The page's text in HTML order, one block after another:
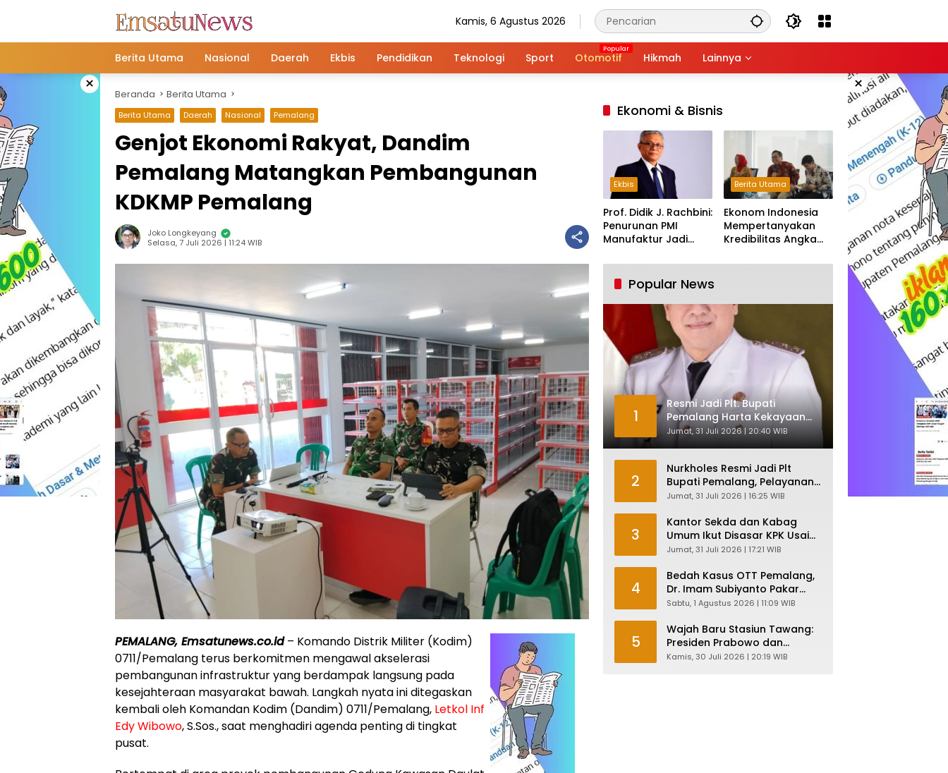
Kamis, 6 Agustus 2026
Berita Utama Nasional Daerah Ekbis Pendidikan Teknologi Sport Otomotif Hikmah Lainnya
× ×
Beranda Berita Utama
Berita Utama Daerah Nasional Pemalang
Genjot Ekonomi Rakyat, Dandim
Pemalang Matangkan Pembangunan
KDKMP Pemalang
Joko Longkeyang
Selasa, 7 Juli 2026 | 11:24 WIB
PEMALANG, Emsatunews.co.id– Komando Distrik Militer (Kodim)
0711/Pemalang terus berkomitmen mengawal akselerasi
pembangunan infrastruktur yang berdampak langsung pada
kesejahteraan masyarakat bawah. Langkah nyata ini ditegaskan
kembali oleh Komandan Kodim (Dandim) 0711/Pemalang, Letkol Inf
Edy Wibowo, S.Sos., saat menghadiri agenda penting di tingkat
pusat.
Ekonomi & Bisnis
Ekbis
Prof. Didik J. Rachbini:
Penurunan PMI
Manufaktur Jadi
Industri Nasional
Berita Utama
Ekonom Indonesia
Mempertanyakan
Kredibilitas Angka
Tumbuh Tapi Rapuh
Popular News
1
Resmi Jadi Plt. Bupati
Pemalang Harta Kekayaan
Nurkholes Sentuh Rp 12 Miliar
Jumat, 31 Juli 2026 | 20:40 WIB
2
Nurkholes Resmi Jadi Plt
Bupati Pemalang, Pelayanan
Publik Dijamin Tetap Lancar
Jumat, 31 Juli 2026 | 16:25 WIB
3
Kantor Sekda dan Kabag
Umum Ikut Disasar KPK Usai
Geledah Kantor Bupati
Jumat, 31 Juli 2026 | 17:21 WIB
4
Bedah Kasus OTT Pemalang,
Dr. Imam Subiyanto Pakar
Hukum Ungkap Teori
Sabtu, 1 Agustus 2026 | 11:09 WIB
5
Wajah Baru Stasiun Tawang:
Presiden Prabowo dan
Ahmad Luthfi Resmikan
Kamis, 30 Juli 2026 | 20:19 WIB